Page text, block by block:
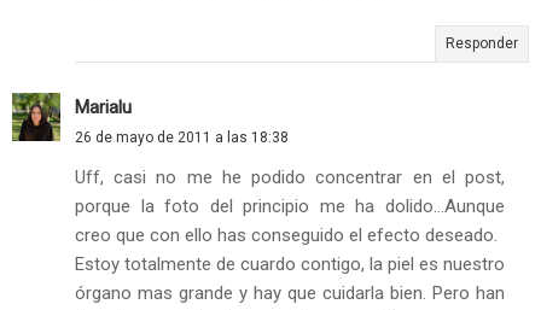
Responder
Marialu
26 de mayo de 2011 a las 18:38
Uff, casi no me he podido concentrar en el post,
porque la foto del principio me ha dolido...Aunque
creo que con ello has conseguido el efecto deseado.
Estoy totalmente de cuardo contigo, la piel es nuestro
órgano mas grande y hay que cuidarla bien. Pero han